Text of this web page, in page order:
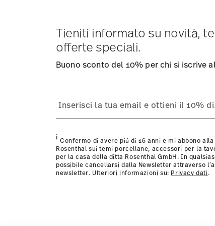
consegna per altri paesiqui.
Fornitore del servizio di spedizione: Spediamo con
Tracciabilità Riceverete un codice di tracciamento
Resi:Per i resi, si prega di utilizzare il nostro
Tieniti informato su novità,
offerte speciali.
Buono sconto del 10% per chi si iscrive
i Confermo di avere piú di 16 anni e mi abbono
Rosenthal sui temi porcellane, accessori per la
per la casa della ditta Rosenthal GmbH. In
possibile cancellarsi dalla Newsletter attraverso
newsletter. Ulteriori informazioni su: Privacy dati.